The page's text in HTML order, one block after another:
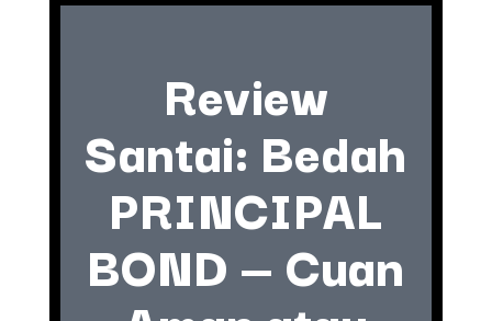
Review
Santai: Bedah
PRINCIPAL
BOND — Cuan